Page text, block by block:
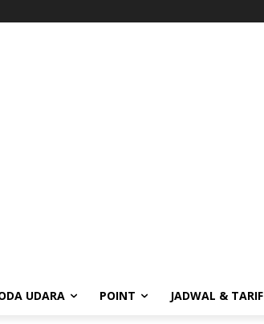
UDARA POINT JADWAL & TARIF